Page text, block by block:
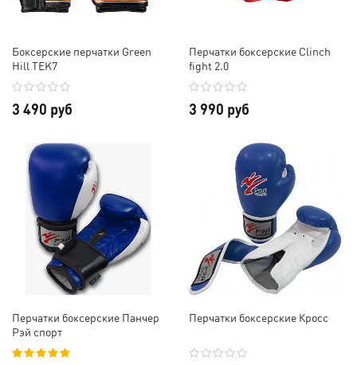
Боксерские перчатки Green
Hill TEK7
3 490 руб
Перчатки боксерские Clinch
fight 2.0
3 990 руб
Перчатки боксерские Панчер
Рэй спорт
Перчатки боксерские Кросс